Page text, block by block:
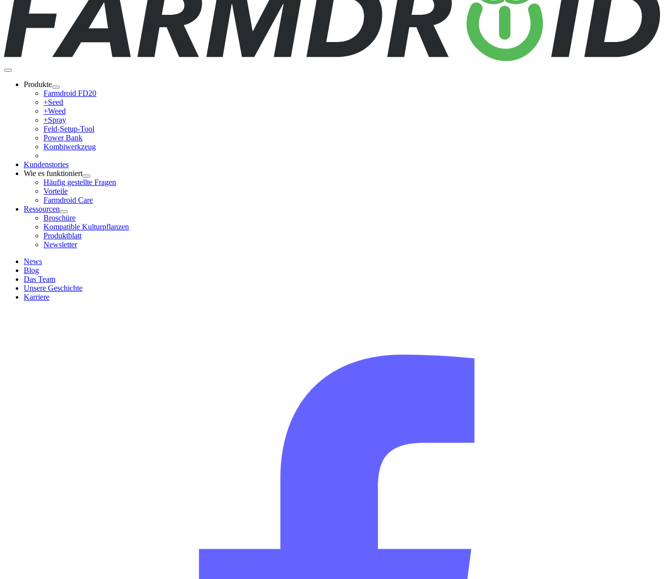
Produkte
Farmdroid FD20
+Seed
+Weed
+Spray
Feld-Setup-Tool
Power Bank
Kombiwerkzeug
Kundenstories
Wie es funktioniert
Häufig gestellte Fragen
Vorteile
Farmdroid Care
Ressourcen
Broschüre
Kompatible Kulturpflanzen
Produktblatt
Newsletter
News
Blog
Das Team
Unsere Geschichte
Karriere